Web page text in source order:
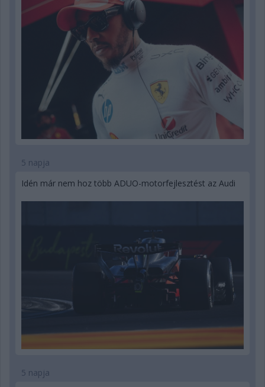
5 napja
Idén már nem hoz több ADUO-motorfejlesztést az Audi
5 napja